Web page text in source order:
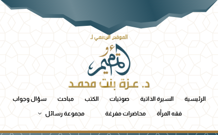
الرئيسية السيرة الذاتية صوتيات الكتب مباحث سؤال وجواب
فقه المرأة محاضرات مفرغة مجموعة رسائل